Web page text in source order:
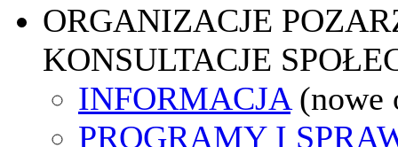
ORGANIZACJE
KONSULTACJE
INFORMACJA (nowe
PROGRAMY I